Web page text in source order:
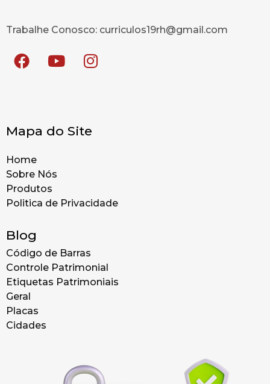
Trabalhe Conosco: curriculos19rh@gmail.com
Mapa do Site
Home
Sobre Nós
Produtos
Politica de Privacidade
Blog
Código de Barras
Controle Patrimonial
Etiquetas Patrimoniais
Geral
Placas
Cidades